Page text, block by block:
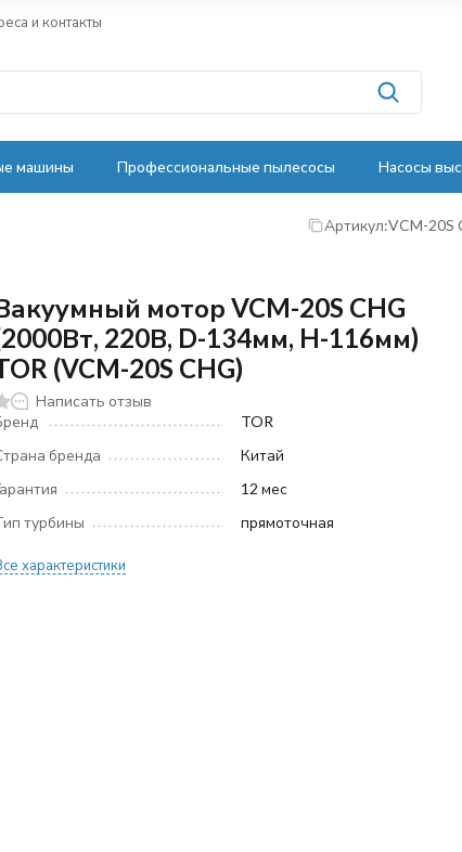
и контакты
машины Профессиональные пылесосы Насосы
Артикул:VCM-20S
мотор VCM-20S CHG
220В, D-134мм, H-116мм)
(VCM-20S CHG)
Написать отзыв
TOR
бренда
Китай
12 мес
турбины
прямоточная
характеристики